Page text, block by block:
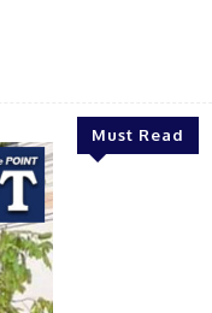
Must Read